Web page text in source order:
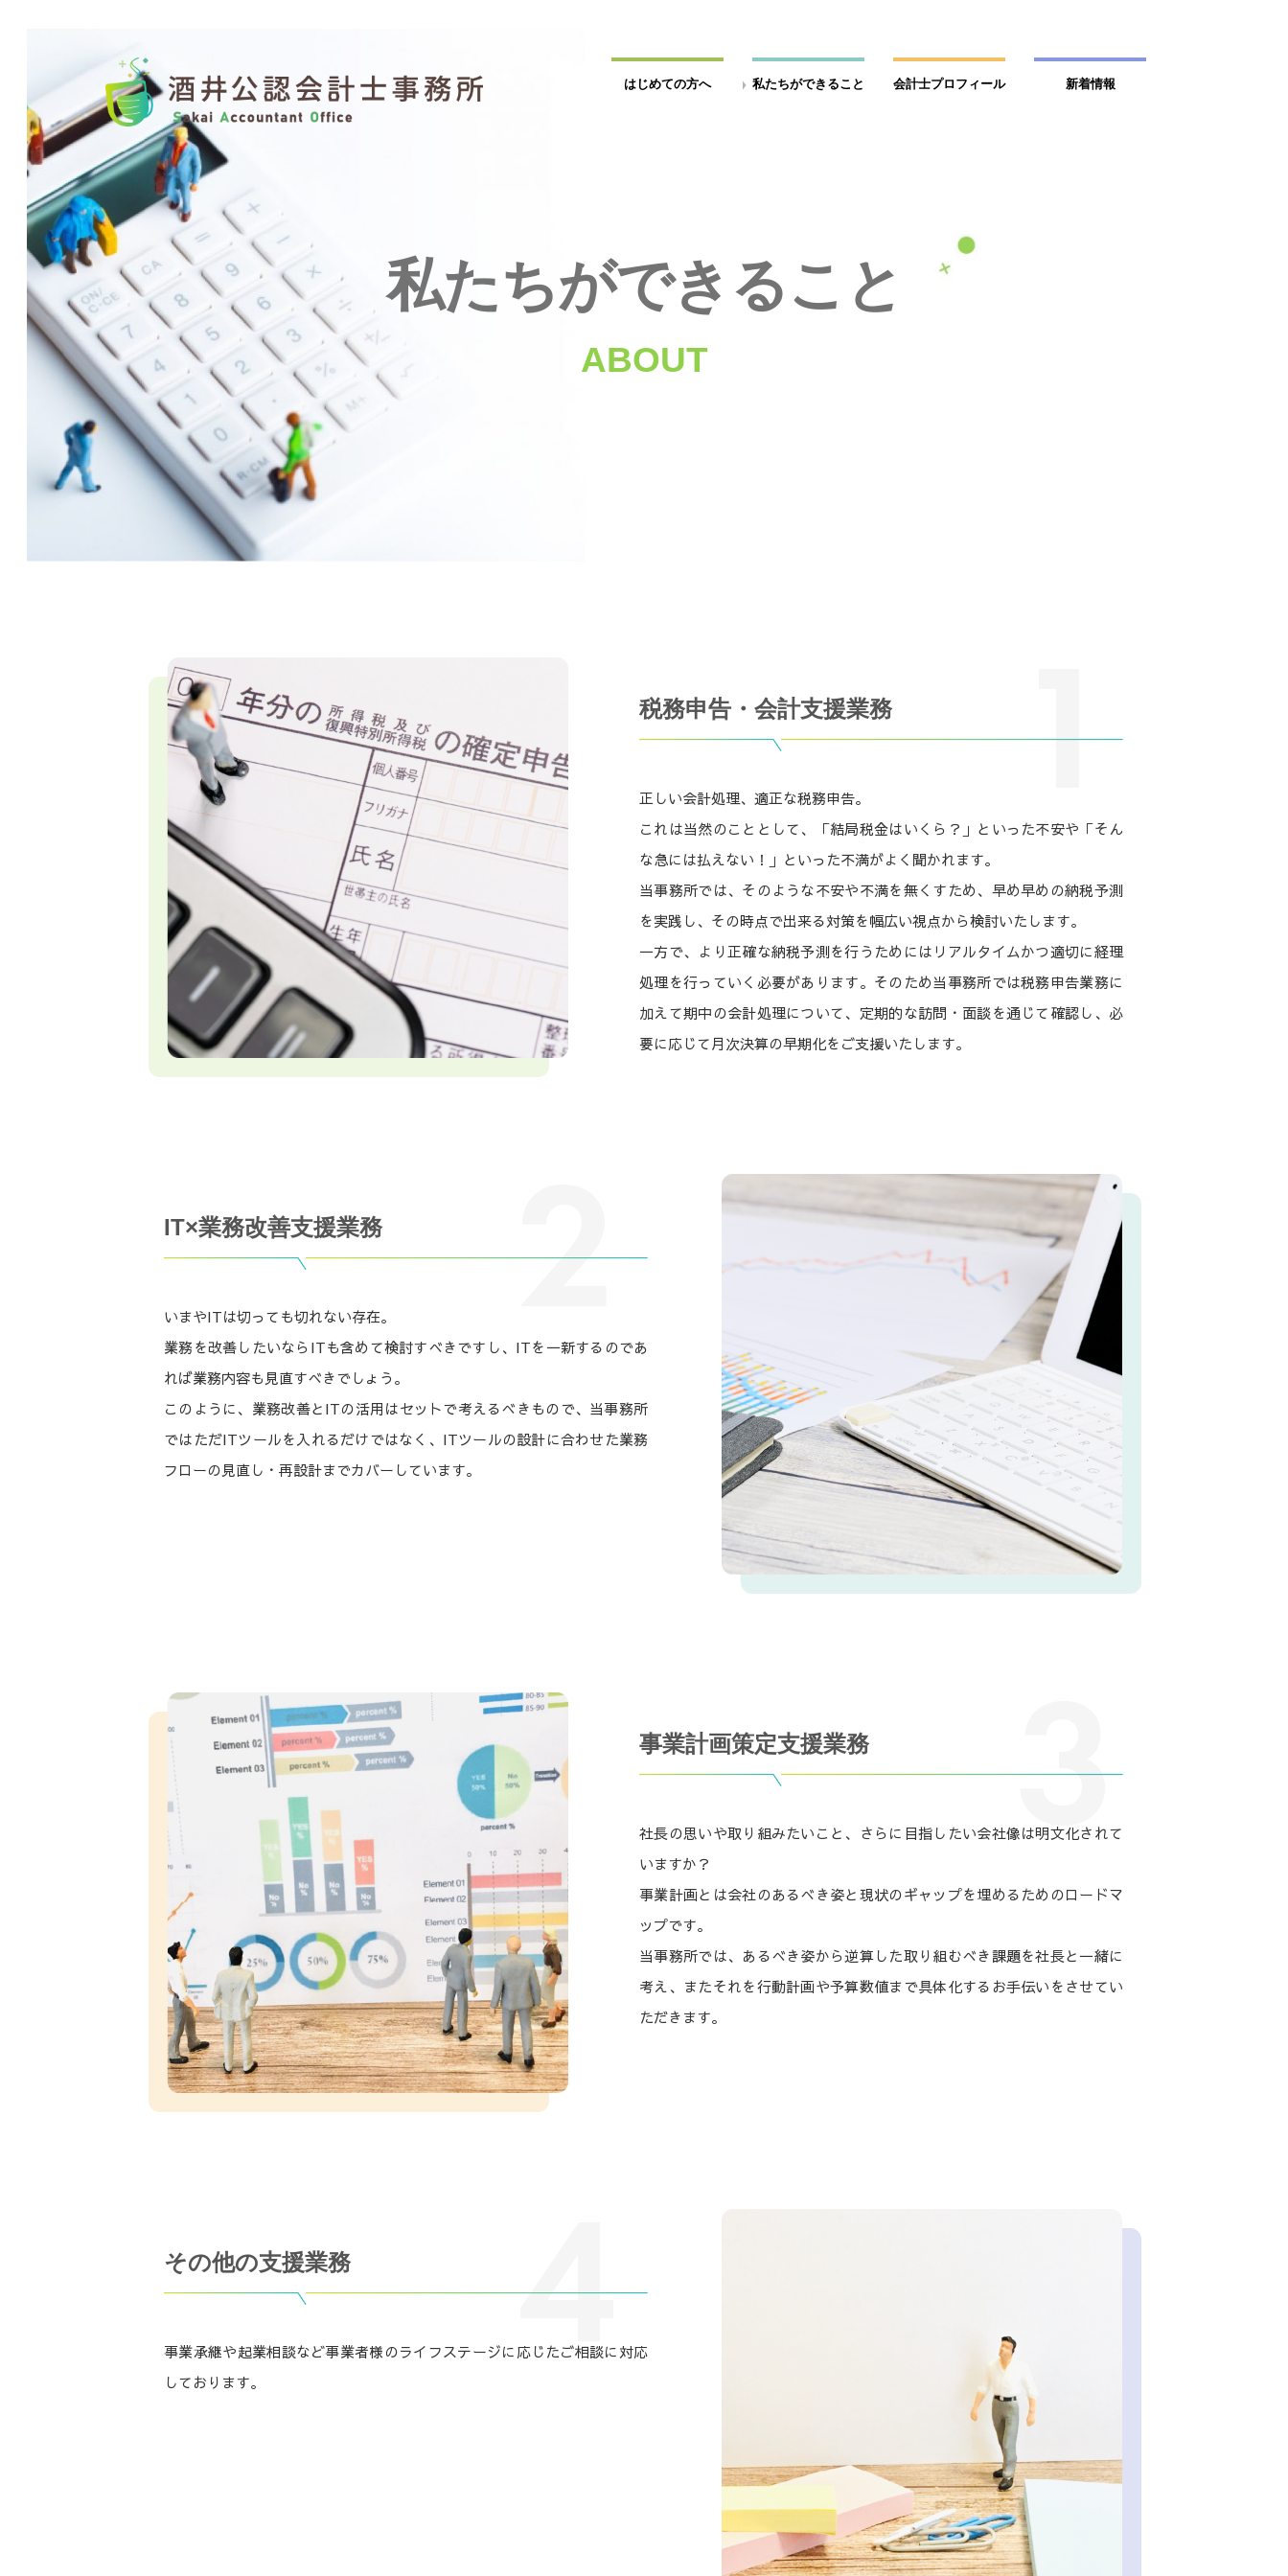
はじめての方へ 私たちができること 会計士プロフィール 新着情報
私たちができること
ABOUT
税務申告・会計支援業務 1
正しい会計処理、適正な税務申告。
これは当然のこととして、「結局税金はいくら？」といった不安や「そん
な急には払えない！」といった不満がよく聞かれます。
当事務所では、そのような不安や不満を無くすため、早め早めの納税予測
を実践し、その時点で出来る対策を幅広い視点から検討いたします。
一方で、より正確な納税予測を行うためにはリアルタイムかつ適切に経理
処理を行っていく必要があります。そのため当事務所では税務申告業務に
加えて期中の会計処理について、定期的な訪問・面談を通じて確認し、必
要に応じて月次決算の早期化をご支援いたします。
IT×業務改善支援業務 2
いまやITは切っても切れない存在。
業務を改善したいならITも含めて検討すべきですし、ITを一新するのであ
れば業務内容も見直すべきでしょう。
このように、業務改善とITの活用はセットで考えるべきもので、当事務所
ではただITツールを入れるだけではなく、ITツールの設計に合わせた業務
フローの見直し・再設計までカバーしています。
事業計画策定支援業務 3
社長の思いや取り組みたいこと、さらに目指したい会社像は明文化されて
いますか？
事業計画とは会社のあるべき姿と現状のギャップを埋めるためのロードマ
ップです。
当事務所では、あるべき姿から逆算した取り組むべき課題を社長と一緒に
考え、またそれを行動計画や予算数値まで具体化するお手伝いをさせてい
ただきます。
その他の支援業務 4
事業承継や起業相談など事業者様のライフステージに応じたご相談に対応
しております。